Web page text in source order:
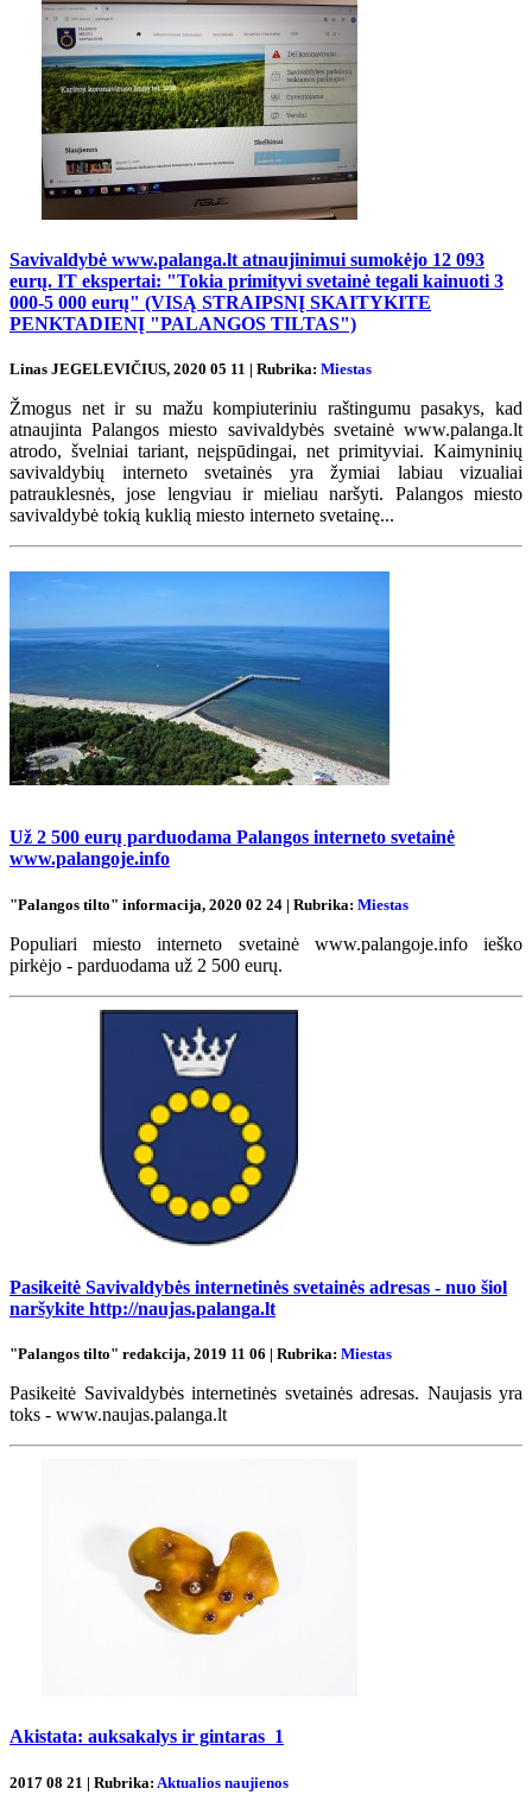
Savivaldybė www.palanga.lt atnaujinimui sumokėjo 12 093
eurų. IT ekspertai: "Tokia primityvi svetainė tegali kainuoti 3
000-5 000 eurų" (VISĄ STRAIPSNĮ SKAITYKITE
PENKTADIENĮ "PALANGOS TILTAS")
Linas JEGELEVIČIUS, 2020 05 11 | Rubrika: Miestas
Žmogus net ir su mažu kompiuteriniu raštingumu pasakys, kad
atnaujinta Palangos miesto savivaldybės svetainė www.palanga.lt
atrodo, švelniai tariant, neįspūdingai, net primityviai. Kaimyninių
savivaldybių interneto svetainės yra žymiai labiau vizualiai
patrauklesnės, jose lengviau ir mieliau naršyti. Palangos miesto
savivaldybė tokią kuklią miesto interneto svetainę...
Už 2 500 eurų parduodama Palangos interneto svetainė
www.palangoje.info
"Palangos tilto" informacija, 2020 02 24 | Rubrika: Miestas
Populiari miesto interneto svetainė www.palangoje.info ieško
pirkėjo - parduodama už 2 500 eurų.
Pasikeitė Savivaldybės internetinės svetainės adresas - nuo šiol
naršykite http://naujas.palanga.lt
"Palangos tilto" redakcija, 2019 11 06 | Rubrika: Miestas
Pasikeitė Savivaldybės internetinės svetainės adresas. Naujasis yra
toks - www.naujas.palanga.lt
Akistata: auksakalys ir gintaras 1
2017 08 21 | Rubrika: Aktualios naujienos